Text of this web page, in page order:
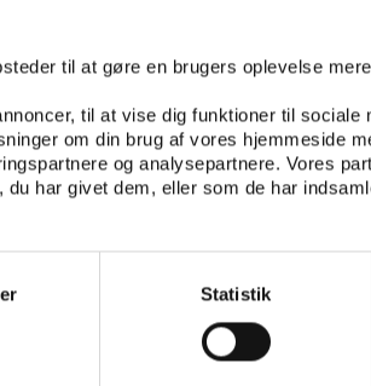
til at gøre en brugers oplevelse mere
til at vise dig funktioner til sociale
om din brug af vores hjemmeside
og analysepartnere. Vores
har givet dem, eller som de har
Statistik
medfører dog også et større
kan modarbejde
den daværende fodboldspiller for
ud mod klubbens højreradikale
mange kameraer. Eksemplet kan
de individuelle politiske handlinger i
har vist sig på forskellig vis
øje, hvem der reelt er afsenderen –
det er en vigtig distinktion i vores
for et bombardement af nyheder og